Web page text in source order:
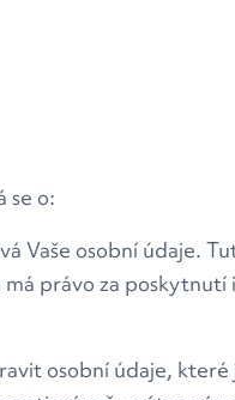
se o:
Vaše osobní údaje.
právo za poskytnutí
osobní údaje, které